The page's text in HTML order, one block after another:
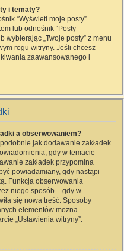
i tematy?
“Wyświetl moje posty”
lub odnośnik “Posty
wybierając „Twoje posty” z menu
rogu witryny. Jeśli chcesz
zaawansowanego i
a obserwowaniem?
jak dodawanie zakładek
gdy w temacie
zakładek przypomina
powiadamiany, gdy nastąpi
Funkcja obserwowania
niego sposób – gdy w
się nowa treść. Sposoby
elementów można
„Ustawienia witryny”.